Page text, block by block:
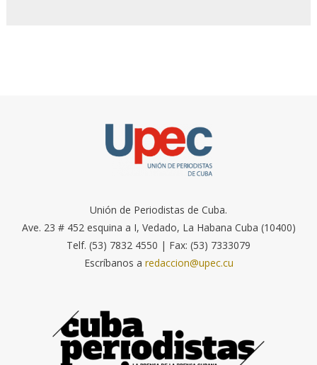
Unión de Periodistas de Cuba.
Ave. 23 # 452 esquina a I, Vedado, La Habana Cuba (10400)
Telf. (53) 7832 4550 | Fax: (53) 7333079
Escríbanos a redaccion@upec.cu